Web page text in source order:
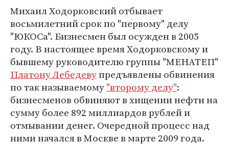
Михаил Ходорковский отбывает
восьмилетний срок по "первому" делу
"ЮКОСа". Бизнесмен был осужден в 2005
году. В настоящее время Ходорковскому и
бывшему руководителю группы "МЕНАТЕП"
Платону Лебедевупредъявлены обвинения
по так называемому"второму делу":
бизнесменов обвиняют в хищении нефти на
сумму более 892 миллиардов рублей и
отмывании денег. Очередной процесс над
ними начался в Москве в марте 2009 года.